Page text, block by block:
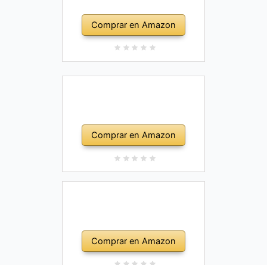
Comprar en Amazon
Comprar en Amazon
Comprar en Amazon